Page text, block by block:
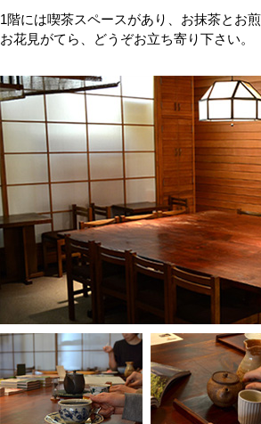
1階には喫茶スペースがあり、お抹茶とお
お花見がてら、どうぞお立ち寄り下さい